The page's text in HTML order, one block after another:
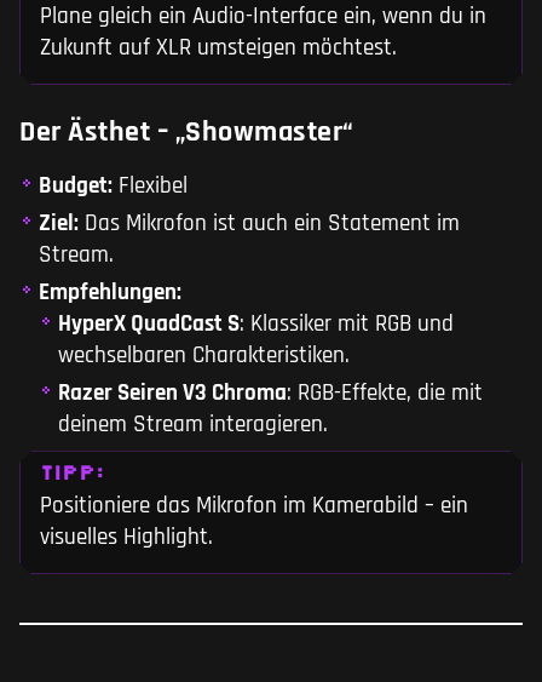
Plane gleich ein Audio-Interface ein, wenn du in
Zukunft auf XLR umsteigen möchtest.
Der Ästhet – „Showmaster“
Budget: Flexibel
Ziel: Das Mikrofon ist auch ein Statement im
Stream.
Empfehlungen:
HyperX QuadCast S: Klassiker mit RGB und
wechselbaren Charakteristiken.
Razer Seiren V3 Chroma: RGB-Effekte, die mit
deinem Stream interagieren.
TIPP:
Positioniere das Mikrofon im Kamerabild – ein
visuelles Highlight.